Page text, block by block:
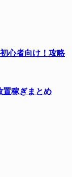
心者向け！攻略
置稼ぎまとめ